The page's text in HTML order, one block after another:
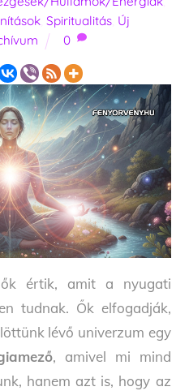
, Spiritualitás, Új
0
értik, amit a nyugati
tudnak. Ők elfogadják,
lévő univerzum egy
, amivel mi mind
hanem azt is, hogy az